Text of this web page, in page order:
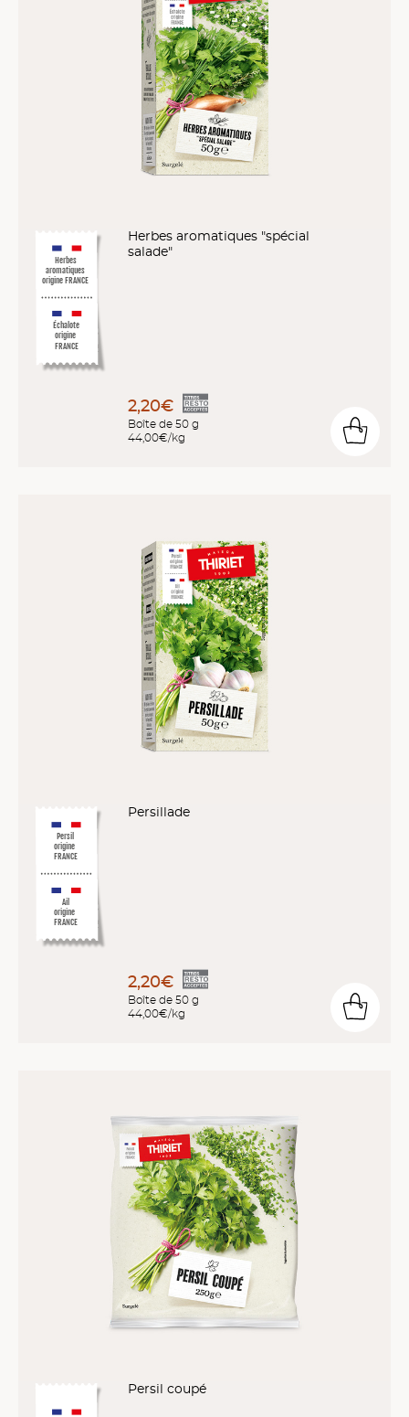
Herbes
aromatiques
origine FRANCE
Échalote
origine
FRANCE
Herbes aromatiques "spécial
salade"
2,20€
Boîte de 50 g
44,00€/kg
Persil
origine
FRANCE
Ail
origine
FRANCE
Persillade
2,20€
Boîte de 50 g
44,00€/kg
Persil coupé